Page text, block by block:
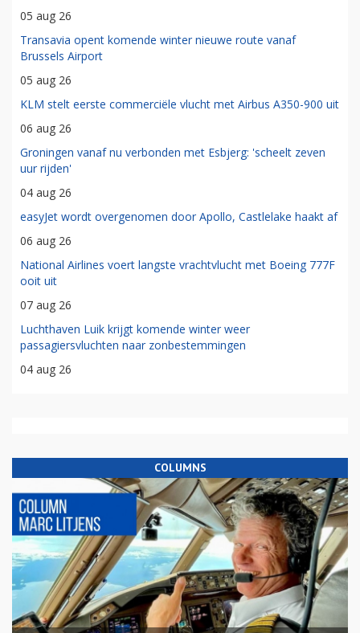
05 aug 26
Transavia opent komende winter nieuwe route vanaf
Brussels Airport
05 aug 26
KLM stelt eerste commerciële vlucht met Airbus A350-900 uit
06 aug 26
Groningen vanaf nu verbonden met Esbjerg: 'scheelt zeven
uur rijden'
04 aug 26
easyJet wordt overgenomen door Apollo, Castlelake haakt af
06 aug 26
National Airlines voert langste vrachtvlucht met Boeing 777F
ooit uit
07 aug 26
Luchthaven Luik krijgt komende winter weer
passagiersvluchten naar zonbestemmingen
04 aug 26
COLUMNS